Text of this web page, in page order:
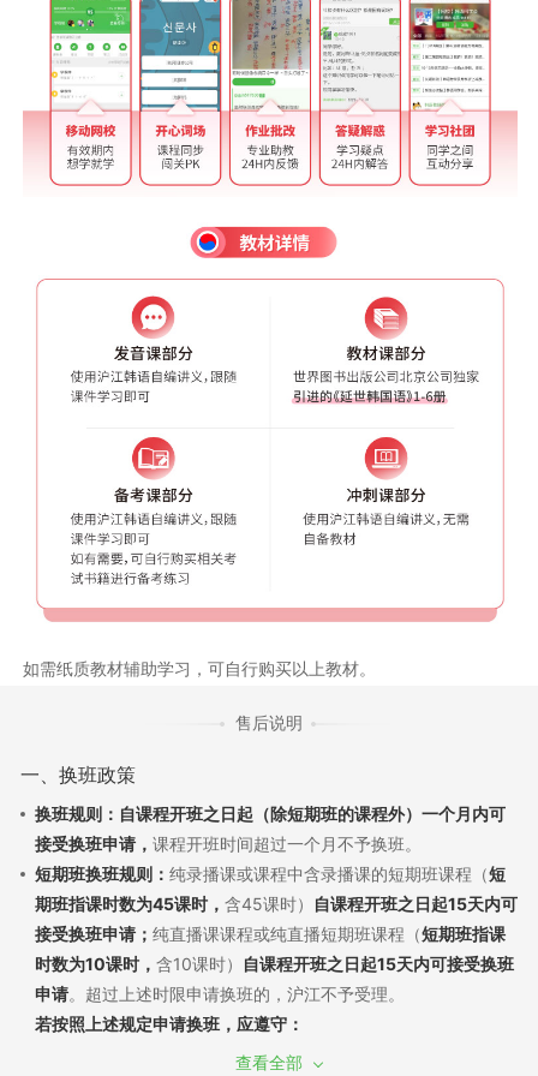
如需纸质教材辅助学习，可自行购买以上教材。
售后说明
一、换班政策
换班规则：自课程开班之日起（除短期班的课程外）一个月内可
接受换班申请， 课程开班时间超过一个月不予换班。
短期班换班规则： 纯录播课或课程中含录播课的短期班课程（短
期班指课时数为45课时， 含45课时）
自课程开班之日起15天内可
接受换班申请； 纯直播课课程或纯直播短期班课程（短期班指课
时数为10课时， 含10课时）
自课程开班之日起15天内可接受换班
申请。超过上述时限申请换班的，沪江不予受理。
若按照上述规定申请换班，应遵守：
（1）换班需经过学员申请和沪江审批，换班差价需遵循现行售后
查看全部